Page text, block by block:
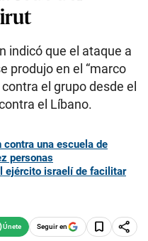
indicó que el ataque a
produjo en el “marco
el grupo desde el
el Líbano.
una escuela de
personas
ejército israelí de facilitar
Seguir en